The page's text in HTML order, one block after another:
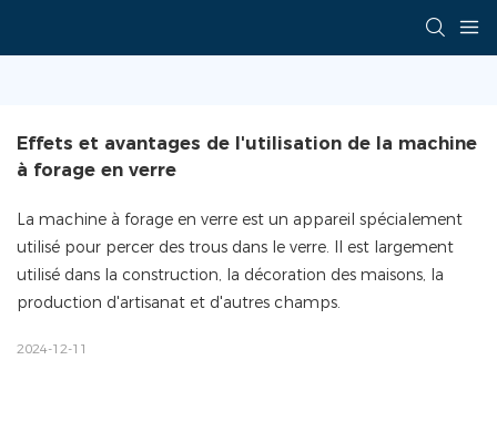
Effets et avantages de l'utilisation de la machine
à forage en verre
La machine à forage en verre est un appareil spécialement
utilisé pour percer des trous dans le verre. Il est largement
utilisé dans la construction, la décoration des maisons, la
production d'artisanat et d'autres champs.
2024-12-11